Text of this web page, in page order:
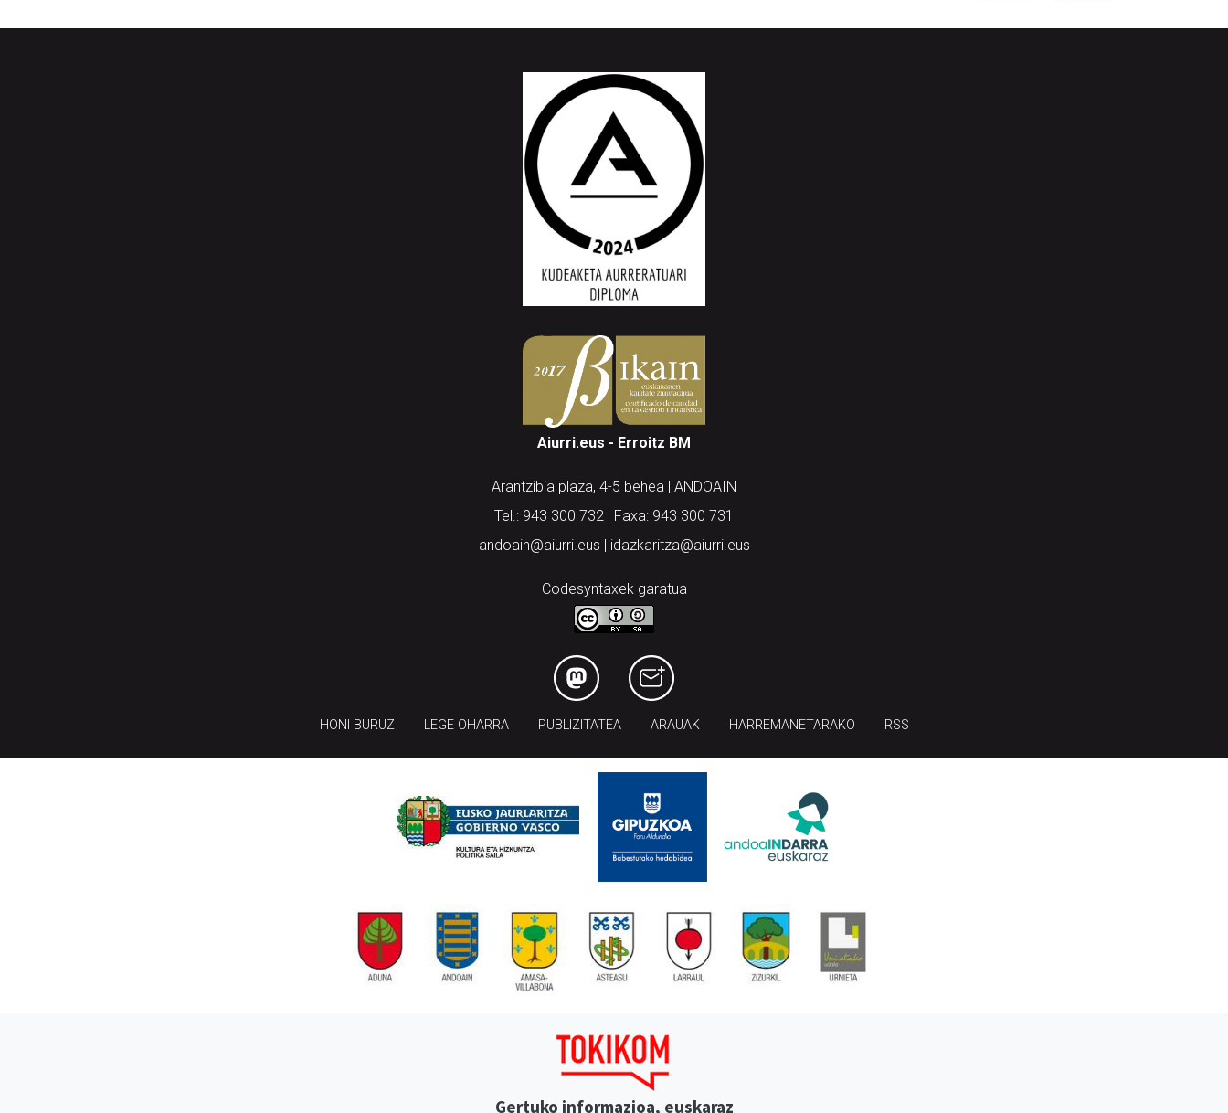
Aiurri.eus - Erroitz BM
Arantzibia plaza, 4-5 behea | ANDOAIN
Tel.: 943 300 732 | Faxa: 943 300 731
andoain@aiurri.eus | idazkaritza@aiurri.eus
Codesyntaxek garatua
HONI BURUZ LEGE OHARRA PUBLIZITATEA ARAUAK HARREMANETARAKO RSS
Gertuko informazioa, euskaraz